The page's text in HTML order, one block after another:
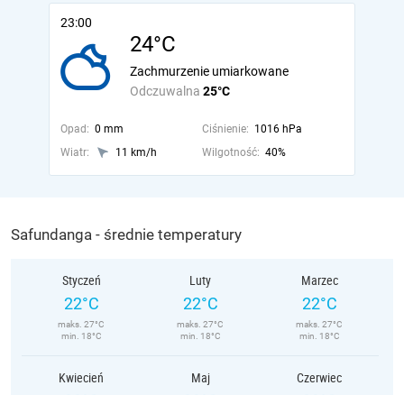
23:00
24°C
Odczuwalna 25°C
Zachmurzenie umiarkowane
Opad: 0 mm Ciśnienie: 1016 hPa
Wiatr:
11 km/h Wilgotność: 40%
Safundanga - średnie temperatury
Styczeń
22°C
maks. 27°C
min. 18°C
Luty
22°C
maks. 27°C
min. 18°C
Marzec
22°C
maks. 27°C
min. 18°C
Kwiecień Maj Czerwiec